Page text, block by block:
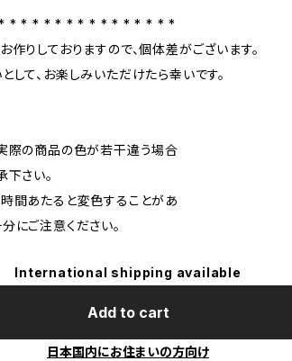
* * * * * * * * * * * * * * *
作りしておりますので、個体差がございます。
して、お楽しみいただけたら幸いです。
際の商品の色が若干違う場合
さい。
間あたると変色することがあ
にご注意ください。
International shipping available
Add to cart
日本国内にお住まいの方向け